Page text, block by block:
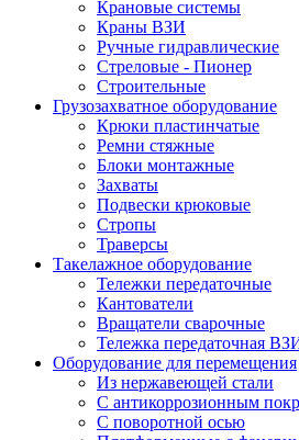
Крановые системы
Краны ВЗИ
Ручные гидравлические
Стреловые - Пионер
Строительные
Грузозахватное оборудование
Крюки пластинчатые
Ремни стяжные
Блоки монтажные
Захваты
Подвески крюковые
Стропы
Траверсы
Такелажное оборудование
Тележки передаточные
Кантователи
Вращатели сварочные
Тележка передаточная
Оборудование для перемещения
Из нержавеющей стали
С антикоррозионным
С поворотной осью